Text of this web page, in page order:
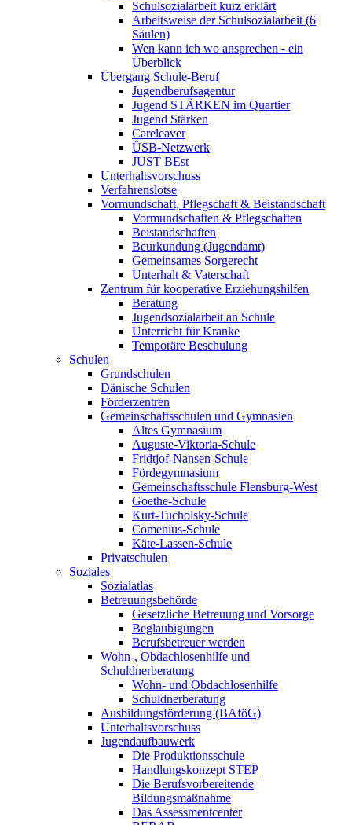
Schulsozialarbeit kurz erklärt
Arbeitsweise der Schulsozialarbeit (6
Säulen)
Wen kann ich wo ansprechen - ein
Überblick
Übergang Schule-Beruf
Jugendberufsagentur
Jugend STÄRKEN im Quartier
Jugend Stärken
Careleaver
ÜSB-Netzwerk
JUST BEst
Unterhaltsvorschuss
Verfahrenslotse
Vormundschaft, Pflegschaft & Beistandschaft
Vormundschaften & Pflegschaften
Beistandschaften
Beurkundung (Jugendamt)
Gemeinsames Sorgerecht
Unterhalt & Vaterschaft
Zentrum für kooperative Erziehungshilfen
Beratung
Jugendsozialarbeit an Schule
Unterricht für Kranke
Temporäre Beschulung
Schulen
Grundschulen
Dänische Schulen
Förderzentren
Gemeinschaftsschulen und Gymnasien
Altes Gymnasium
Auguste-Viktoria-Schule
Fridtjof-Nansen-Schule
Fördegymnasium
Gemeinschaftsschule Flensburg-West
Goethe-Schule
Kurt-Tucholsky-Schule
Comenius-Schule
Käte-Lassen-Schule
Privatschulen
Soziales
Sozialatlas
Betreuungsbehörde
Gesetzliche Betreuung und Vorsorge
Beglaubigungen
Berufsbetreuer werden
Wohn-, Obdachlosenhilfe und
Schuldnerberatung
Wohn- und Obdachlosenhilfe
Schuldnerberatung
Ausbildungsförderung (BAföG)
Unterhaltsvorschuss
Jugendaufbauwerk
Die Produktionsschule
Handlungskonzept STEP
Die Berufsvorbereitende
Bildungsmaßnahme
Das Assessmentcenter